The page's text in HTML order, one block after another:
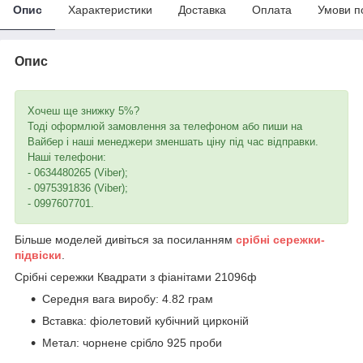
Опис Характеристики Доставка Оплата Умови
Опис
Хочеш ще знижку 5%?
Тоді оформлюй замовлення за телефоном або пиши на
Вайбер і наші менеджери зменшать ціну під час відправки.
Наші телефони:
- 0634480265 (Viber);
- 0975391836 (Viber);
- 0997607701.
Більше моделей дивіться за посиланням срібні сережки-
підвіски
Срібні сережки Квадрати з фіанітами 21096ф
Середня вага виробу: 4.82 грам
Вставка: фіолетовий кубічний цирконій
Метал: чорнене срібло 925 проби